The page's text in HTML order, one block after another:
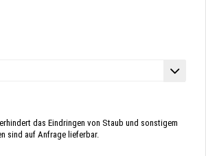
das Eindringen von Staub und sonstigem
sind auf Anfrage lieferbar.